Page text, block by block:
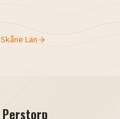
Skåne Län
Perstorp